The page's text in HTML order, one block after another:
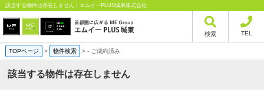
該当する物件は存在しません｜エムイーPLUS城東株式会社
検索 TEL
TOPページ > 物件検索 >- ご成約済み
該当する物件は存在しません